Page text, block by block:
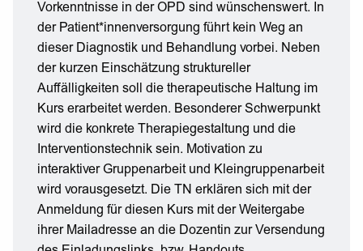
Vorkenntnisse in der OPD sind wünschenswert. In
der Patient*innenversorgung führt kein Weg an
dieser Diagnostik und Behandlung vorbei. Neben
der kurzen Einschätzung struktureller
Auffälligkeiten soll die therapeutische Haltung im
Kurs erarbeitet werden. Besonderer Schwerpunkt
wird die konkrete Therapiegestaltung und die
Interventionstechnik sein. Motivation zu
interaktiver Gruppenarbeit und Kleingruppenarbeit
wird vorausgesetzt. Die TN erklären sich mit der
Anmeldung für diesen Kurs mit der Weitergabe
ihrer Mailadresse an die Dozentin zur Versendung